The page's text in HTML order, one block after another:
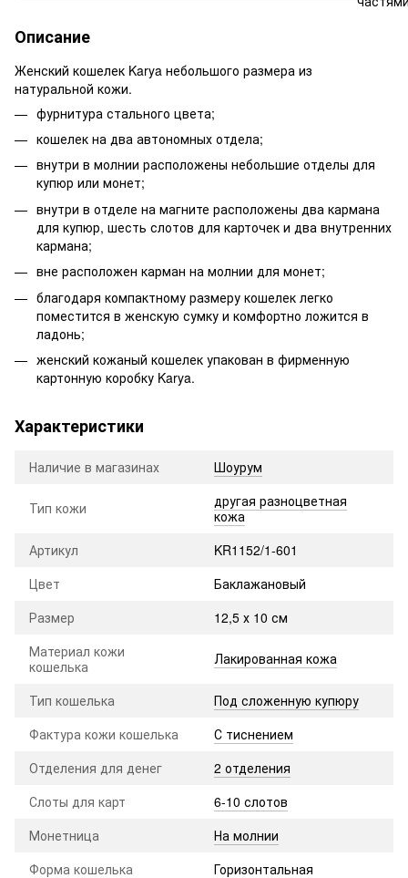
Описание
Женский кошелек Karya небольшого размера из
натуральной кожи.
фурнитура стального цвета;
кошелек на два автономных отдела;
внутри в молнии расположены небольшие отделы для
купюр или монет;
внутри в отделе на магните расположены два кармана
для купюр, шесть слотов для карточек и два внутренних
кармана;
вне расположен карман на молнии для монет;
благодаря компактному размеру кошелек легко
поместится в женскую сумку и комфортно ложится в
ладонь;
женский кожаный кошелек упакован в фирменную
картонную коробку Karya.
Характеристики
Наличие в магазинах Шоурум
Тип кожи
другая разноцветная
кожа
Артикул
KR1152/1-601
Цвет
Баклажановый
Размер
12,5 х 10 см
Материал кожи
кошелька
Лакированная кожа
Тип кошелька
Под сложенную купюру
Фактура кожи кошелька
С тиснением
Отделения для денег
2 отделения
Слоты для карт
6-10 слотов
Монетница
На молнии
Форма кошелька
Горизонтальная